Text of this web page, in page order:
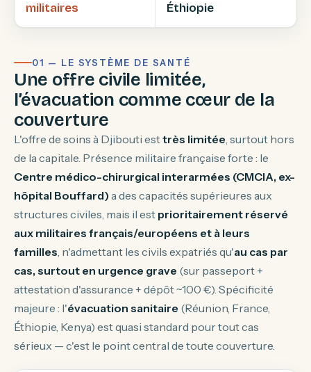
militaires
Éthiopie
01 — LE SYSTÈME DE SANTÉ
Une offre civile limitée,
l’évacuation comme cœur de la
couverture
L'offre de soins à Djibouti esttrès limitée, surtout hors
de la capitale. Présence militaire française forte : le
Centre médico-chirurgical interarmées (CMCIA, ex-
hôpital Bouffard) a des capacités supérieures aux
structures civiles, mais il est prioritairement réservé
aux militaires français/européens et à leurs
familles, n'admettant les civils expatriés qu'au cas par
cas, surtout en urgence grave (sur passeport +
attestation d'assurance + dépôt ~100 €). Spécificité
majeure : l'évacuation sanitaire (Réunion, France,
Éthiopie, Kenya) est quasi standard pour tout cas
sérieux — c'est le point central de toute couverture.